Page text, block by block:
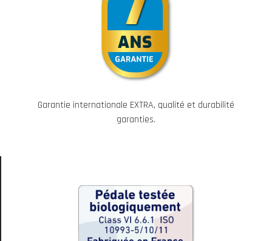
Garantie internationale EXTRA, qualité et durabilité
garanties.